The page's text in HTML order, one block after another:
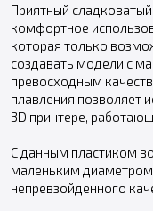
Приятный
комфортное
которая только
создавать модели с
превосходным
плавления позволяет
3D принтере,
С данным пластиком
маленьким
непревзойденного